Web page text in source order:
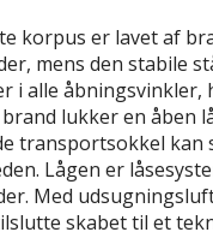
korpus er lavet af
mens den stabile
i alle
lukker en åben
transportsokkel kan
Lågen er
Med
skabet til et